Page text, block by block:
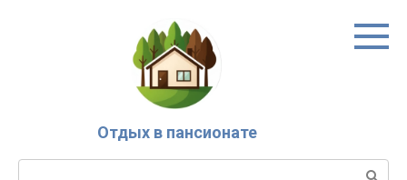
Отдых в пансионате
Search: